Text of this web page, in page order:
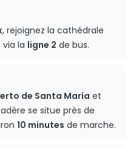
, rejoignez la cathédrale
via la ligne 2 de bus.
de Santa María et
se situe près de
10 minutes de marche.